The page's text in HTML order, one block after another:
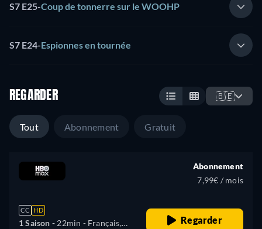
S7 E25-Coup de tonnerre sur le WOOHP
S7 E24-Espionnes en tournée
REGARDER 🇧🇪
Tout Abonnement Gratuit
CC HD
1 Saison - 22min - Français,
Abonnement
7,99€ / mois
Regarder